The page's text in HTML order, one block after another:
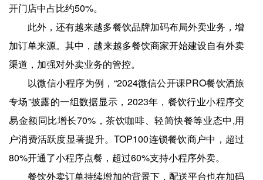
开门店中占比约50%。
此外，还有越来越多餐饮品牌加码布局外卖业务，增
加订单来源。其中，越来越多餐饮商家开始建设自有外卖
渠道，加强对外卖业务的管控。
以微信小程序为例，“2024微信公开课PRO餐饮酒旅
专场”披露的一组数据显示，2023年，餐饮行业小程序交
易金额同比增长70%，茶饮咖啡、轻简快餐等业态中,用
户消费活跃度显著提升。TOP100连锁餐饮商户中，超过
80%开通了小程序点餐，超过60%支持小程序外卖。
餐饮外卖订单持续增加的背景下，配送平台也在加码